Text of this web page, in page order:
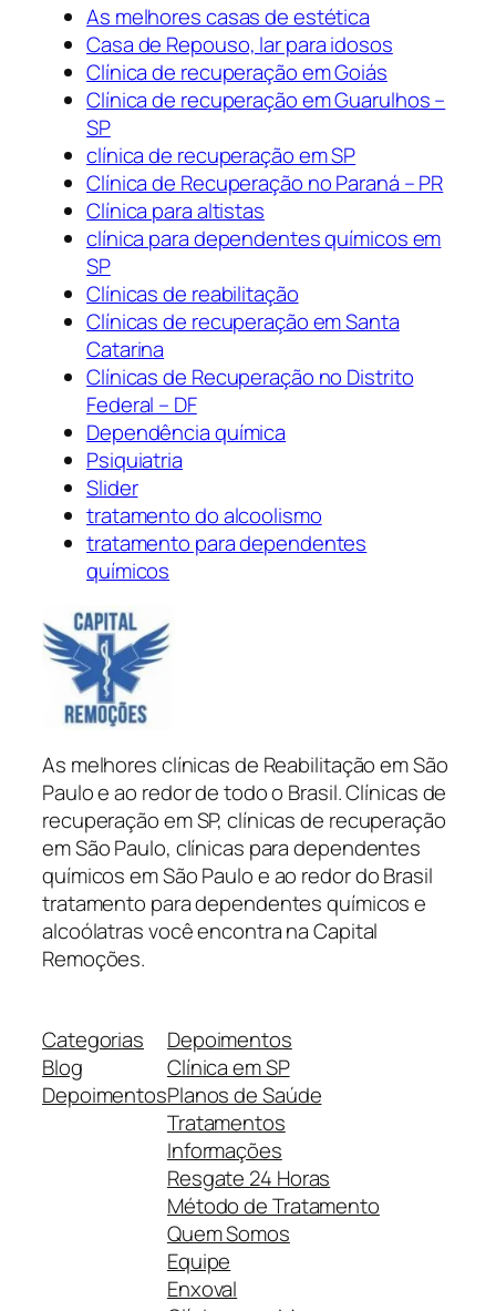
As melhores casas de estética
Casa de Repouso, lar para idosos
Clínica de recuperação em Goiás
Clínica de recuperação em Guarulhos –
SP
clínica de recuperação em SP
Clínica de Recuperação no Paraná – PR
Clínica para altistas
clínica para dependentes químicos em
SP
Clínicas de reabilitação
Clínicas de recuperação em Santa
Catarina
Clínicas de Recuperação no Distrito
Federal – DF
Dependência química
Psiquiatria
Slider
tratamento do alcoolismo
tratamento para dependentes
químicos
As melhores clínicas de Reabilitação em São
Paulo e ao redor de todo o Brasil. Clínicas de
recuperação em SP, clínicas de recuperação
em São Paulo, clínicas para dependentes
químicos em São Paulo e ao redor do Brasil
tratamento para dependentes químicos e
alcoólatras você encontra na Capital
Remoções.
Categorias
Blog
Depoimentos
Depoimentos
Clínica em SP
Planos de Saúde
Tratamentos
Informações
Resgate 24 Horas
Método de Tratamento
Quem Somos
Equipe
Enxoval